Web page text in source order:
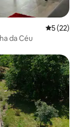
5 (22)
da Céu